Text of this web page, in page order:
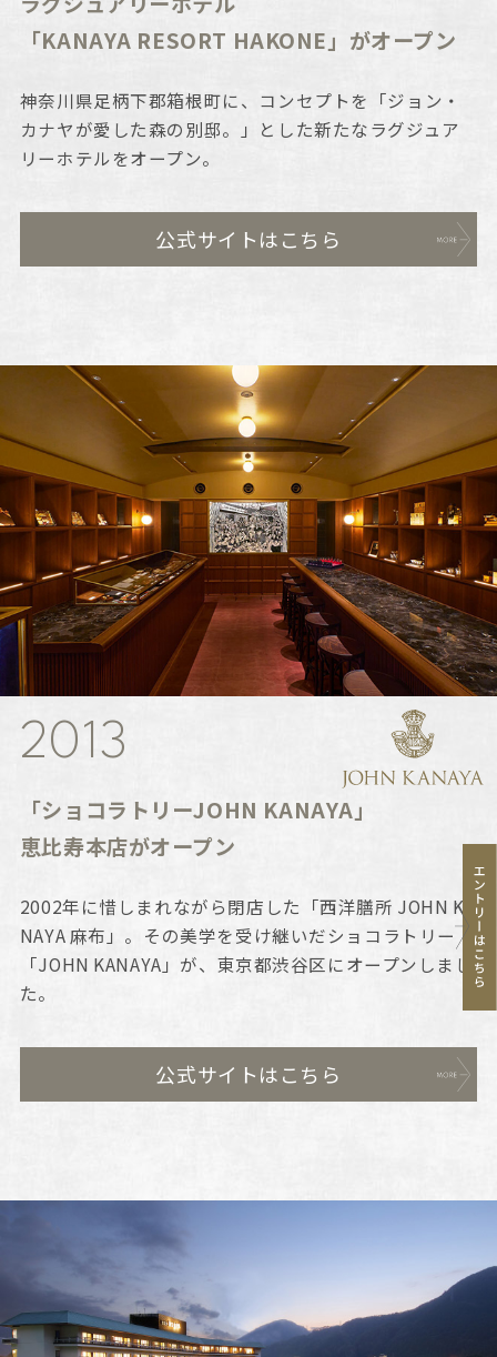
「KANAYA RESORT HAKONE」がオープン
神奈川県足柄下郡箱根町に、コンセプトを「ジョン・
カナヤが愛した森の別邸。」とした新たなラグジュア
リーホテルをオープン。
公式サイトはこちら
2013
「ショコラトリーJOHN KANAYA」
恵比寿本店がオープン
2002年に惜しまれながら閉店した「西洋膳所 JOHN KA
NAYA 麻布」。その美学を受け継いだショコラトリー
「JOHN KANAYA」が、東京都渋谷区にオープンしまし
た。
公式サイトはこちら